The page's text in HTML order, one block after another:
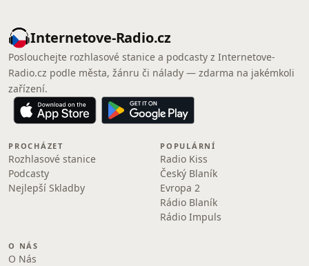
Internetove-Radio.cz
Poslouchejte rozhlasové stanice a podcasty z Internetove-
Radio.cz podle města, žánru či nálady — zdarma na jakémkoli
zařízení.
PROCHÁZET
Rozhlasové stanice
Podcasty
Nejlepší Skladby
POPULÁRNÍ
Radio Kiss
Český Blaník
Evropa 2
Rádio Blaník
Rádio Impuls
O NÁS
O Nás